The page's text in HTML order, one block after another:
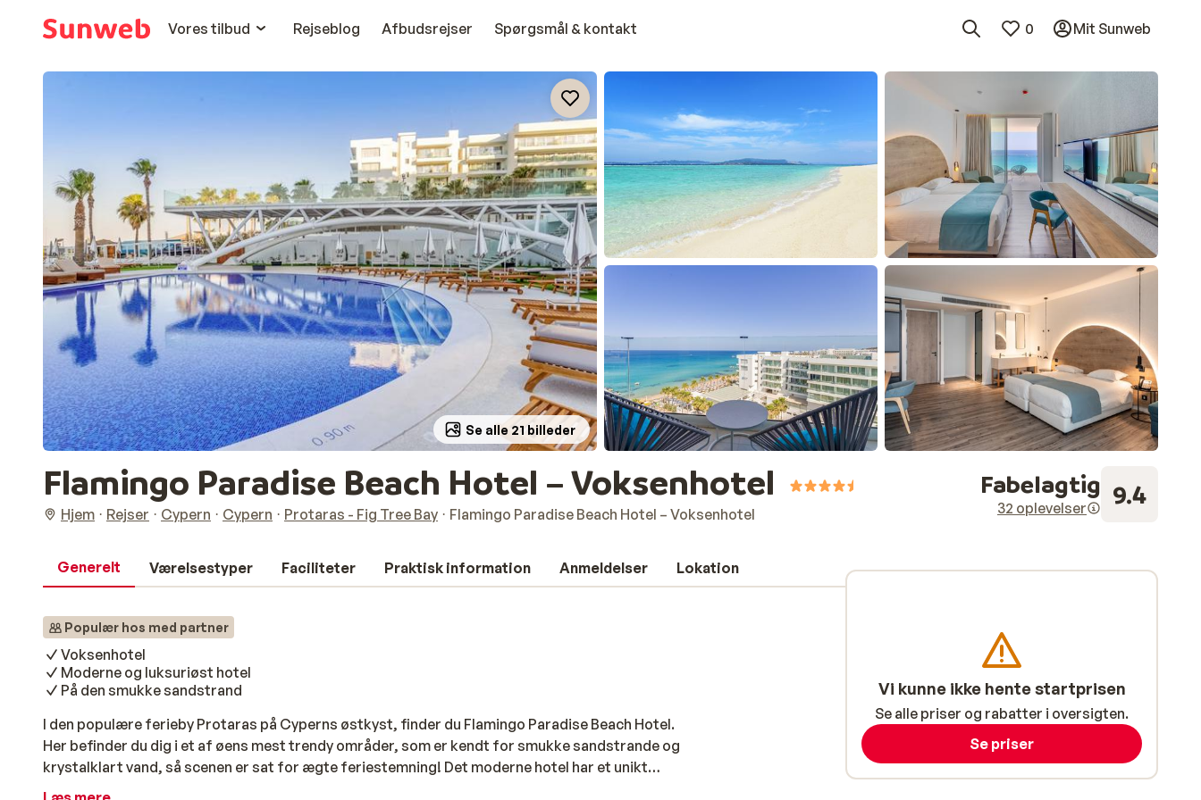
Vores tilbud
Rejseblog Afbudsrejser Spørgsmål & kontakt 0 Mit Sunweb
Se alle 21 billeder
Flamingo Paradise Beach Hotel – Voksenhotel
Hjem Rejser Cypern Cypern Protaras - Fig Tree Bay Flamingo Paradise Beach Hotel – Voksenhotel
Fabelagtig
32 oplevelser 9.4
Generelt Værelsestyper Faciliteter Praktisk information Anmeldelser Lokation
Populær hos med partner
Voksenhotel
Moderne og luksuriøst hotel
På den smukke sandstrand
I den populære ferieby Protaras på Cyperns østkyst, finder du Flamingo Paradise Beach Hotel.
Her befinder du dig i et af øens mest trendy områder, som er kendt for smukke sandstrande og
krystalklart vand, så scenen er sat for ægte feriestemning! Det moderne hotel har et unikt
design, hvor komfort er i højsædet. Lyst, luftigt og rummeligt, og en følelse af hjem blandet
Vi kunne ikke hente startprisen
Se alle priser og rabatter i oversigten.
Se priser